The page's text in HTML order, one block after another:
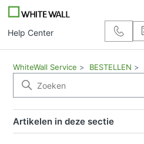
Help Center
WhiteWall Service BESTELLEN
Artikelen in deze sectie